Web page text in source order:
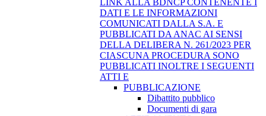
LINK ALLA BDNCP CONTENENTE I
DATI E LE INFORMAZIONI
COMUNICATI DALLA S.A. E
PUBBLICATI DA ANAC AI SENSI
DELLA DELIBERA N. 261/2023 PER
CIASCUNA PROCEDURA SONO
PUBBLICATI INOLTRE I SEGUENTI
ATTI E
PUBBLICAZIONE
Dibattito pubblico
Documenti di gara